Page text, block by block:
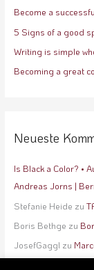
a
c
Become a
5 Signs of a good
Writing is simple
Becoming a great
Neueste
Is Black a Color? •
Andreas Jorns |
Stefanie Heide zu
Boris Bethge zu
JosefGaggl zu